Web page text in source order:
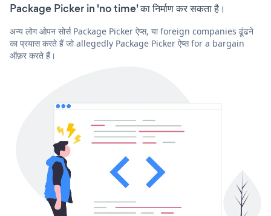
Package Picker in 'no time' का निर्माण कर सकता है।
अन्य लोग ओपन सोर्स Package Picker ऐप्स, या foreign companies ढूंढने
का प्रयास करते हैं जो allegedly Package Picker ऐप्स for a bargain
ऑफ़र करते हैं।